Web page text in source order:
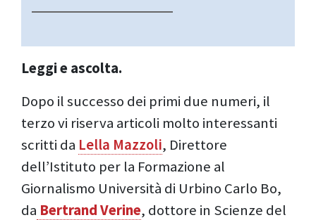
Leggi e ascolta.
Dopo il successo dei primi due numeri, il
terzo vi riserva articoli molto interessanti
scritti da Lella Mazzoli, Direttore
dell’Istituto per la Formazione al
Giornalismo Università di Urbino Carlo Bo,
da Bertrand Verine, dottore in Scienze del